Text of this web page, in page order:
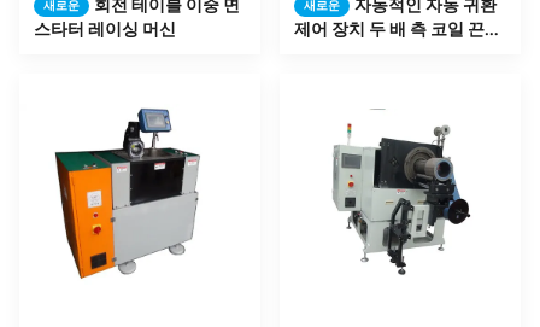
새로운
스타터 레이싱 머신
새로운
제어 장치 두 배 측 코일 끈으